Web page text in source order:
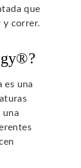
que
y correr.
es una
una